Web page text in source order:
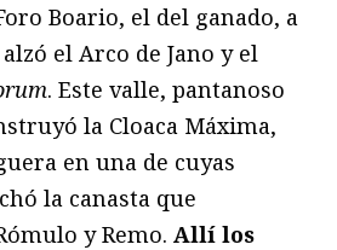
Boario, el del ganado, a
el Arco de Jano y el
. Este valle, pantanoso
la Cloaca Máxima,
en una de cuyas
la canasta que
y Remo. Allí los